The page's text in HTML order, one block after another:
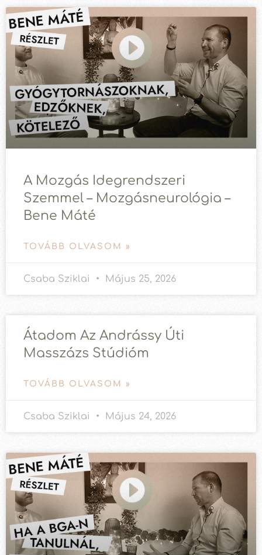
A Mozgás Idegrendszeri
Szemmel – Mozgásneurológia –
Bene Máté
TOVÁBB OLVASOM »
Csaba Sziklai Május 25, 2026
Átadom Az Andrássy Úti
Masszázs Stúdióm
TOVÁBB OLVASOM »
Csaba Sziklai Május 24, 2026